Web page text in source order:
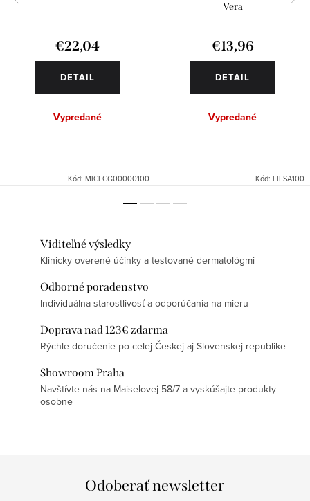
€22,04
DETAIL
Vypredané
Kód: MICLCG00000100
Vera
€13,96
DETAIL
Vypredané
Kód: LILSA100
Viditeľné výsledky
Klinicky overené účinky a testované dermatológmi
Odborné poradenstvo
Individuálna starostlivosť a odporúčania na mieru
Doprava nad 123€ zdarma
Rýchle doručenie po celej Českej aj Slovenskej republike
Showroom Praha
Navštívte nás na Maiselovej 58/7 a vyskúšajte produkty
osobne
Odoberať newsletter